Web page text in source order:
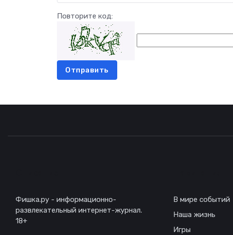
Повторите код:
Отправить
Фишка.ру - информационно-
развлекательный интернет-журнал.
18+
В мире событий
Наша жизнь
Игры